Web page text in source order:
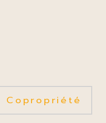
Copropriété